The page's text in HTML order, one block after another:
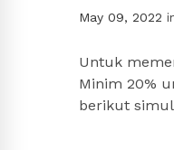
May 09, 2022
Untuk
Minim 20%
berikut